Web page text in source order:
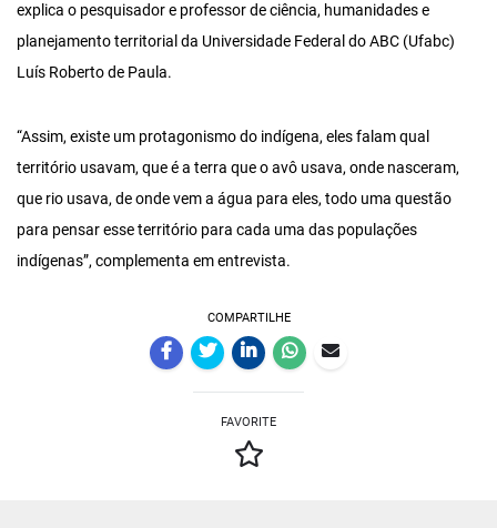
explica o pesquisador e professor de ciência, humanidades e
planejamento territorial da Universidade Federal do ABC (Ufabc)
Luís Roberto de Paula.
“Assim, existe um protagonismo do indígena, eles falam qual
território usavam, que é a terra que o avô usava, onde nasceram,
que rio usava, de onde vem a água para eles, todo uma questão
para pensar esse território para cada uma das populações
indígenas”, complementa em entrevista.
COMPARTILHE
FAVORITE